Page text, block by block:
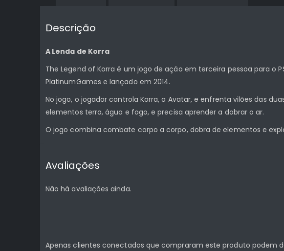
Descrição
A Lenda de Korra
The Legend of Korra é um jogo de ação em terceira pessoa para o
PlatinumGames e lançado em 2014.
No jogo, o jogador controla Korra, a Avatar, e enfrenta vilões das
elementos terra, água e fogo, e precisa aprender a dobrar o ar.
O jogo combina combate corpo a corpo, dobra de elementos e
Avaliações
Não há avaliações ainda.
Apenas clientes conectados que compraram este produto podem